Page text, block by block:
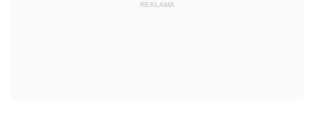
REKLAMA